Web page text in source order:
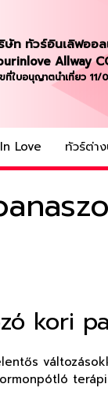
ษัท ทัวร์อินเลิฟออล
Allway
ที่ใบอนุญาตนำเที่ยว
Love ทัวร์ต่าง
kori